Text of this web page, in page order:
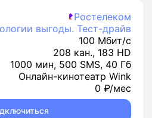
Ростелеком
выгоды. Тест-драйв
100 Мбит/с
208 кан., 183 HD
1000 мин, 500 SMS, 40 Гб
Онлайн-кинотеатр Wink
0 ₽/мес